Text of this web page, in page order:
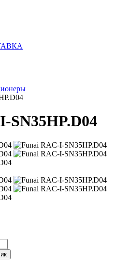
SN35HP.D04